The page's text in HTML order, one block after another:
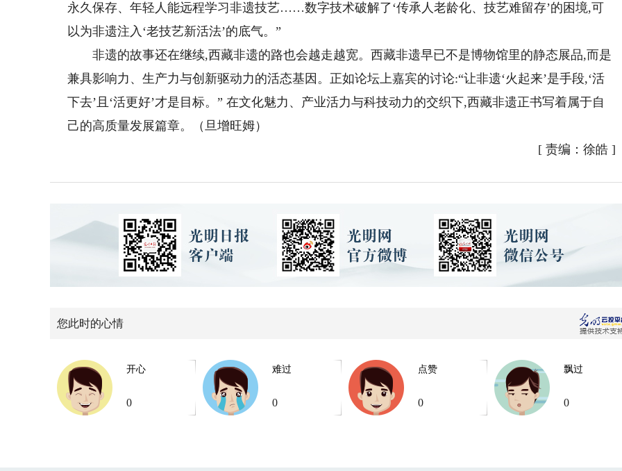
永久保存、年轻人能远程学习非遗技艺……数字技术破解了‘传承人老龄化、技艺难留存’的困境,可
以为非遗注入‘老技艺新活法’的底气。”
非遗的故事还在继续,西藏非遗的路也会越走越宽。西藏非遗早已不是博物馆里的静态展品,而是
兼具影响力、生产力与创新驱动力的活态基因。正如论坛上嘉宾的讨论:“让非遗‘火起来’是手段,‘活
下去’且‘活更好’才是目标。” 在文化魅力、产业活力与科技动力的交织下,西藏非遗正书写着属于自
己的高质量发展篇章。（旦增旺姆）
[ 责编：徐皓 ]
您此时的心情
开心
0
难过
0
点赞
0
飘过
0